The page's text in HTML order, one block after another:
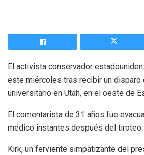
El activista conservador
este miércoles tras recibir un disparo
universitario en Utah, en el oeste de
El comentarista de 31 años fue
médico instantes después del tiroteo.
Kirk, un ferviente simpatizante del